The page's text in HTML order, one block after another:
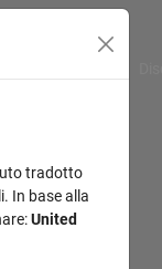
tradotto
In base alla
United